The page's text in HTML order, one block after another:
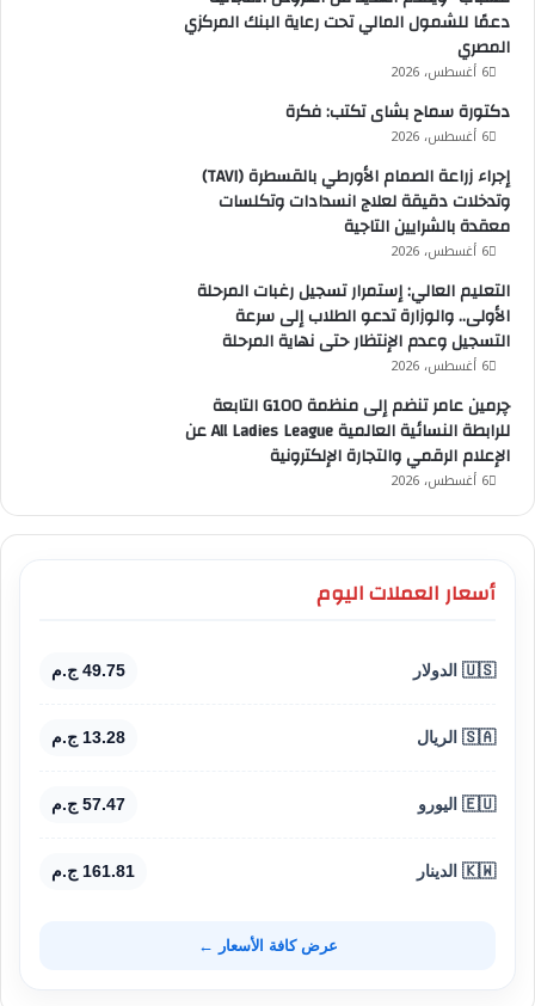
دعمًا للشمول المالي تحت رعاية البنك المركزي
المصري
6 أغسطس، 2026
دكتورة سماح بشاى تكتب: فكرة
6 أغسطس، 2026
إجراء زراعة الصمام الأورطي بالقسطرة (TAVI)
وتدخلات دقيقة لعلاج انسدادات وتكلسات
معقدة بالشرايين التاجية
6 أغسطس، 2026
التعليم العالي: إستمرار تسجيل رغبات المرحلة
الأولى.. والوزارة تدعو الطلاب إلى سرعة
التسجيل وعدم الإنتظار حتى نهاية المرحلة
6 أغسطس، 2026
چرمين عامر تنضم إلى منظمة G100 التابعة
للرابطة النسائية العالمية All Ladies League عن
الإعلام الرقمي والتجارة الإلكترونية
6 أغسطس، 2026
أسعار العملات اليوم
🇺🇸 الدولار 49.75 ج.م
🇸🇦 الريال 13.28 ج.م
🇪🇺 اليورو 57.47 ج.م
🇰🇼 الدينار 161.81 ج.م
عرض كافة الأسعار ←